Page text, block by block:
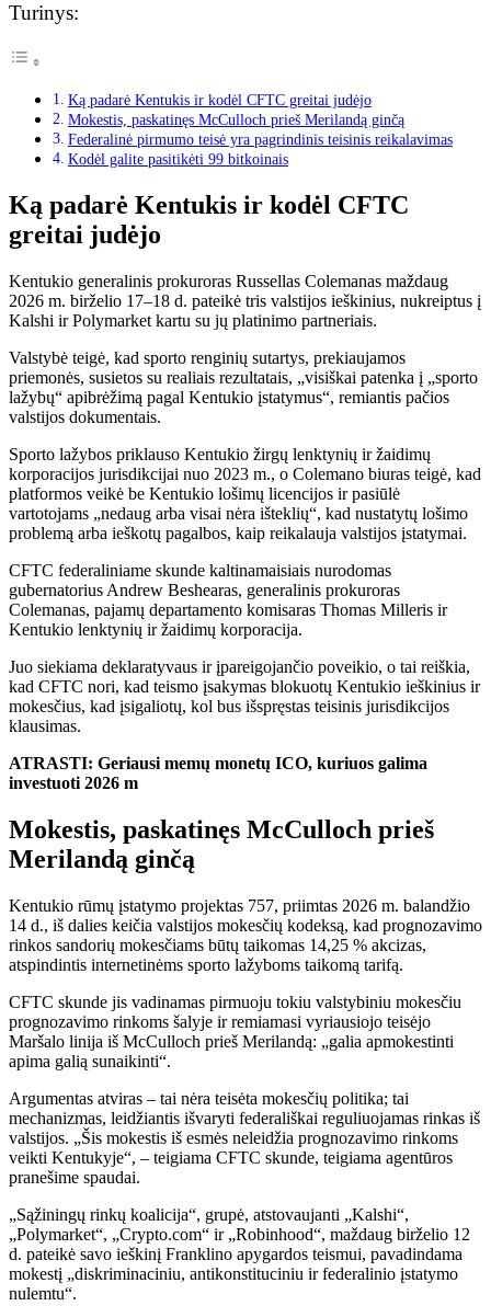
Turinys:
Ką padarė Kentukis ir kodėl CFTC greitai judėjo
Mokestis, paskatinęs McCulloch prieš Merilandą ginčą
Federalinė pirmumo teisė yra pagrindinis teisinis reikalavimas
Kodėl galite pasitikėti 99 bitkoinais
Ką padarė Kentukis ir kodėl CFTC
greitai judėjo
Kentukio generalinis prokuroras Russellas Colemanas maždaug
2026 m. birželio 17–18 d. pateikė tris valstijos ieškinius, nukreiptus į
Kalshi ir Polymarket kartu su jų platinimo partneriais.
Valstybė teigė, kad sporto renginių sutartys, prekiaujamos
priemonės, susietos su realiais rezultatais, „visiškai patenka į „sporto
lažybų“ apibrėžimą pagal Kentukio įstatymus“, remiantis pačios
valstijos dokumentais.
Sporto lažybos priklauso Kentukio žirgų lenktynių ir žaidimų
korporacijos jurisdikcijai nuo 2023 m., o Colemano biuras teigė, kad
platformos veikė be Kentukio lošimų licencijos ir pasiūlė
vartotojams „nedaug arba visai nėra išteklių“, kad nustatytų lošimo
problemą arba ieškotų pagalbos, kaip reikalauja valstijos įstatymai.
CFTC federaliniame skunde kaltinamaisiais nurodomas
gubernatorius Andrew Beshearas, generalinis prokuroras
Colemanas, pajamų departamento komisaras Thomas Milleris ir
Kentukio lenktynių ir žaidimų korporacija.
Juo siekiama deklaratyvaus ir įpareigojančio poveikio, o tai reiškia,
kad CFTC nori, kad teismo įsakymas blokuotų Kentukio ieškinius ir
mokesčius, kad įsigaliotų, kol bus išspręstas teisinis jurisdikcijos
klausimas.
ATRASTI: Geriausi memų monetų ICO, kuriuos galima
investuoti 2026 m
Mokestis, paskatinęs McCulloch prieš
Merilandą ginčą
Kentukio rūmų įstatymo projektas 757, priimtas 2026 m. balandžio
14 d., iš dalies keičia valstijos mokesčių kodeksą, kad prognozavimo
rinkos sandorių mokesčiams būtų taikomas 14,25 % akcizas,
atspindintis internetinėms sporto lažyboms taikomą tarifą.
CFTC skunde jis vadinamas pirmuoju tokiu valstybiniu mokesčiu
prognozavimo rinkoms šalyje ir remiamasi vyriausiojo teisėjo
Maršalo linija iš McCulloch prieš Merilandą: „galia apmokestinti
apima galią sunaikinti“.
Argumentas atviras – tai nėra teisėta mokesčių politika; tai
mechanizmas, leidžiantis išvaryti federališkai reguliuojamas rinkas iš
valstijos. „Šis mokestis iš esmės neleidžia prognozavimo rinkoms
veikti Kentukyje“, – teigiama CFTC skunde, teigiama agentūros
pranešime spaudai.
„Sąžiningų rinkų koalicija“, grupė, atstovaujanti „Kalshi“,
„Polymarket“, „Crypto.com“ ir „Robinhood“, maždaug birželio 12
d. pateikė savo ieškinį Franklino apygardos teismui, pavadindama
mokestį „diskriminaciniu, antikonstituciniu ir federalinio įstatymo
nulemtu“.